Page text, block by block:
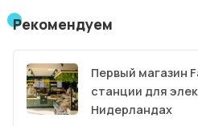
Рекомендуем
Первый магазин
станции для
Нидерландах